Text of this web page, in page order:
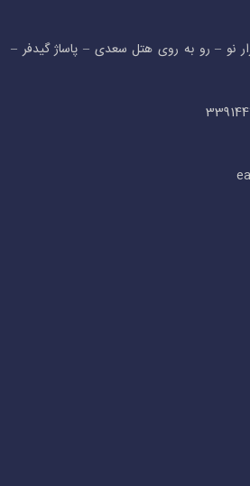
نو – رو به روی هتل سعدی – پاساژ گیدفر –